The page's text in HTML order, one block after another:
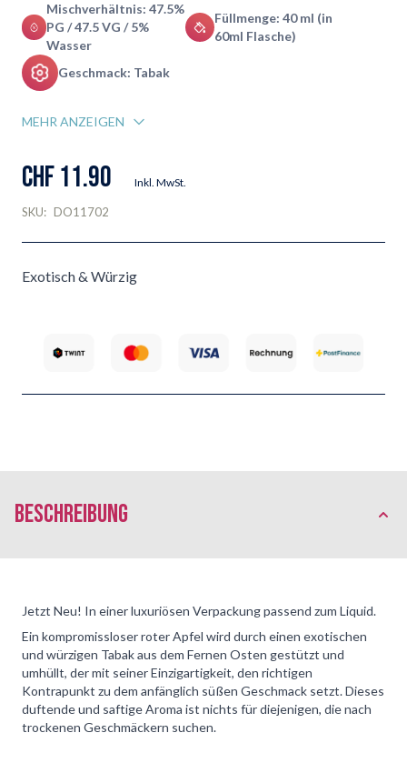
Mischverhältnis: 47.5%
PG / 47.5 VG / 5%
Wasser
Füllmenge: 40 ml (in
60ml Flasche)
Geschmack: Tabak
MEHR ANZEIGEN
CHF 11.90 Inkl. MwSt.
SKU: DO11702
Exotisch & Würzig
Beschreibung
Jetzt Neu! In einer luxuriösen Verpackung passend zum Liquid.
Ein kompromissloser roter Apfel wird durch einen exotischen
und würzigen Tabak aus dem Fernen Osten gestützt und
umhüllt, der mit seiner Einzigartigkeit, den richtigen
Kontrapunkt zu dem anfänglich süßen Geschmack setzt. Dieses
duftende und saftige Aroma ist nichts für diejenigen, die nach
trockenen Geschmäckern suchen.